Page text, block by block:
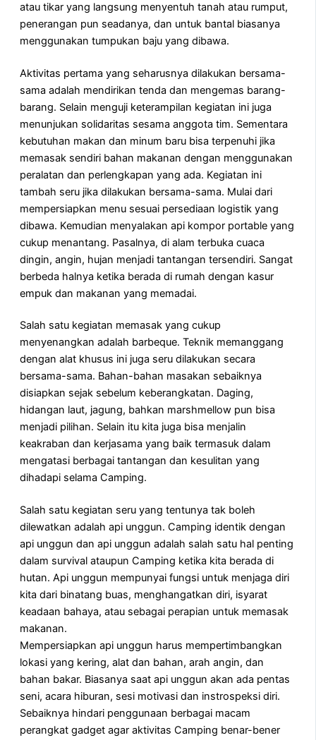
atau tikar yang langsung menyentuh tanah atau rumput,
penerangan pun seadanya, dan untuk bantal biasanya
menggunakan tumpukan baju yang dibawa.
Aktivitas pertama yang seharusnya dilakukan bersama-
sama adalah mendirikan tenda dan mengemas barang-
barang. Selain menguji keterampilan kegiatan ini juga
menunjukan solidaritas sesama anggota tim. Sementara
kebutuhan makan dan minum baru bisa terpenuhi jika
memasak sendiri bahan makanan dengan menggunakan
peralatan dan perlengkapan yang ada. Kegiatan ini
tambah seru jika dilakukan bersama-sama. Mulai dari
mempersiapkan menu sesuai persediaan logistik yang
dibawa. Kemudian menyalakan api kompor portable yang
cukup menantang. Pasalnya, di alam terbuka cuaca
dingin, angin, hujan menjadi tantangan tersendiri. Sangat
berbeda halnya ketika berada di rumah dengan kasur
empuk dan makanan yang memadai.
Salah satu kegiatan memasak yang cukup
menyenangkan adalah barbeque. Teknik memanggang
dengan alat khusus ini juga seru dilakukan secara
bersama-sama. Bahan-bahan masakan sebaiknya
disiapkan sejak sebelum keberangkatan. Daging,
hidangan laut, jagung, bahkan marshmellow pun bisa
menjadi pilihan. Selain itu kita juga bisa menjalin
keakraban dan kerjasama yang baik termasuk dalam
mengatasi berbagai tantangan dan kesulitan yang
dihadapi selama Camping.
Salah satu kegiatan seru yang tentunya tak boleh
dilewatkan adalah api unggun. Camping identik dengan
api unggun dan api unggun adalah salah satu hal penting
dalam survival ataupun Camping ketika kita berada di
hutan. Api unggun mempunyai fungsi untuk menjaga diri
kita dari binatang buas, menghangatkan diri, isyarat
keadaan bahaya, atau sebagai perapian untuk memasak
makanan.
Mempersiapkan api unggun harus mempertimbangkan
lokasi yang kering, alat dan bahan, arah angin, dan
bahan bakar. Biasanya saat api unggun akan ada pentas
seni, acara hiburan, sesi motivasi dan instrospeksi diri.
Sebaiknya hindari penggunaan berbagai macam
perangkat gadget agar aktivitas Camping benar-bener